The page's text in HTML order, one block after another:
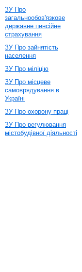
ЗУ Про
загальнообов'язкове
державне пенсійне
страхування
ЗУ Про зайнятість
населення
ЗУ Про міліцію
ЗУ Про місцеве
самоврядування в
Україні
ЗУ Про охорону праці
ЗУ Про регулювання
містобудівної діяльності